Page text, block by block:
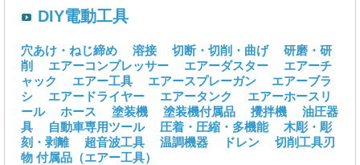
DIY電動工具
穴あけ・ねじ締め 溶接 切断・切削・曲げ
研磨・研
削
エアーコンプレッサー エアーダスター
エアーチ
ャック
エアー工具 エアースプレーガン
エアーブラ
シ
エアードライヤー エアータンク
エアーホースリ
ール
ホース 塗装機 塗装機付属品 攪拌機
油圧器
具
自動車専用ツール 圧着・圧縮・多機能
木彫・彫
刻・剥離
超音波工具 温調機器 ドレン
切削工具刃
物 付属品（エアー工具）